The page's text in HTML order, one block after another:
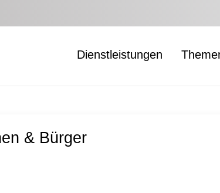
Dienstleistungen
& Bürger